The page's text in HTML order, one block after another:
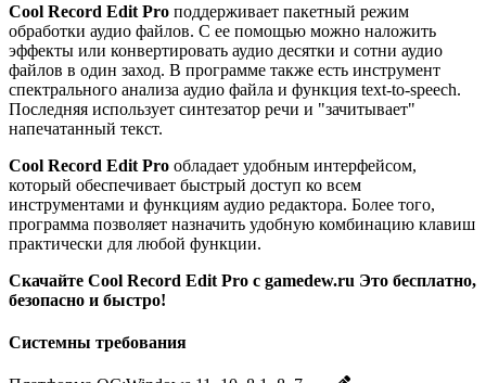
Cool Record Edit Pro поддерживает пакетный режим
обработки аудио файлов. С ее помощью можно наложить
эффекты или конвертировать аудио десятки и сотни аудио
файлов в один заход. В программе также есть инструмент
спектрального анализа аудио файла и функция text-to-speech.
Последняя использует синтезатор речи и "зачитывает"
напечатанный текст.
Cool Record Edit Pro обладает удобным интерфейсом,
который обеспечивает быстрый доступ ко всем
инструментами и функциям аудио редактора. Более того,
программа позволяет назначить удобную комбинацию клавиш
практически для любой функции.
Скачайте Cool Record Edit Pro с gamedew.ru Это бесплатно,
безопасно и быстро!
Системны требования